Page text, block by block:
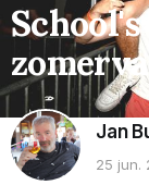
Jan
25 jun.